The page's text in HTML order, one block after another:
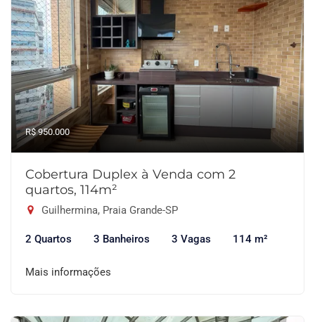
R$ 950.000
Cobertura Duplex à Venda com 2
quartos, 114m²
Guilhermina, Praia Grande-SP
2 Quartos 3 Banheiros 3 Vagas 114 m²
Mais informações